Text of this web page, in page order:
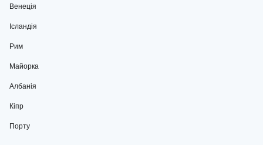
Венеція
Ісландія
Рим
Майорка
Албанія
Кіпр
Порту